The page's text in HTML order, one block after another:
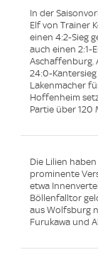
In der
Elf von Trainer
einen 4:2-Sieg
auch einen 2:1-
Aschaffenburg.
24:0-Kantersieg
Lakenmacher
Hoffenheim
Partie über 120
Die Lilien
prominente
etwa
Böllenfalltor
aus Wolfsburg
Furukawa und